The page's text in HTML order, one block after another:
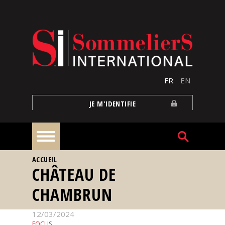
FR EN
JE M'IDENTIFIE
À
la
une
Reportages
VOUS ÊTES ICI
ACCUEIL
CHÂTEAU DE
CHAMBRUN
12/03/2024